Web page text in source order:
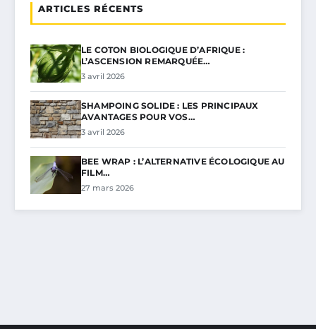
ARTICLES RÉCENTS
LE COTON BIOLOGIQUE D’AFRIQUE :
L’ASCENSION REMARQUÉE…
3 avril 2026
SHAMPOING SOLIDE : LES PRINCIPAUX
AVANTAGES POUR VOS…
3 avril 2026
BEE WRAP : L’ALTERNATIVE ÉCOLOGIQUE AU
FILM…
27 mars 2026